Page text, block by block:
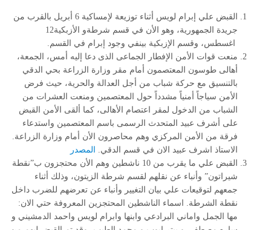
القبض علي إبرام لويس أثناء توزيعة لإمساكية 6 أبريل بالقرب من
جريدة الجمهورية، وهو الأن في قسم شرطةو الأزبكية12
اغسطس، وقسم الإزبكية بينفي وجود إبرام في القسم.
منعت قوات الأمن الإفطار الجماعى الذى دعا إليه أمس، الجمعة،
أهالى طوسون المعتصمون أمام مقر وزارة الزراعة بحي الدقي
بالتنسيق مع حركة شباب من أجل العدالة والحرية، حيث فرض
الأمن سياجاً أمنياً مشدداً حول المعتصمين ومنعت العشرات من
الشباب من الدخول لمقر اعتصام الأهالى، كما ألقى الأمن القبض
على أشرف عبيد المتحدث الرسمى باسم المعتصمين واستدعاء
فرقة من الأمن المركزي وهم محاصرون الأن أمام وزارة الزراعة.
الاستاذ اشرف عبيد الان في قسم الدقي.
المصدر
القبض علي ما يقرب من 10 ناشطين وهم الأن محتجزون ب”نقطة
شيراتون” وأنباء عن نقلهم لقسم شرطة الزيتون، وذلك أثناء
جمعهم لتوقيعات علي بيان التغيير وأنباء عن تعرضهم للضرب داخل
نقطة الشرطة. اسماء الناشطين المحتجزين المعروفة حتي الان:
مها الجمل واماني البرادعي وابنها وابرام لويس واحمد الدمشيني و